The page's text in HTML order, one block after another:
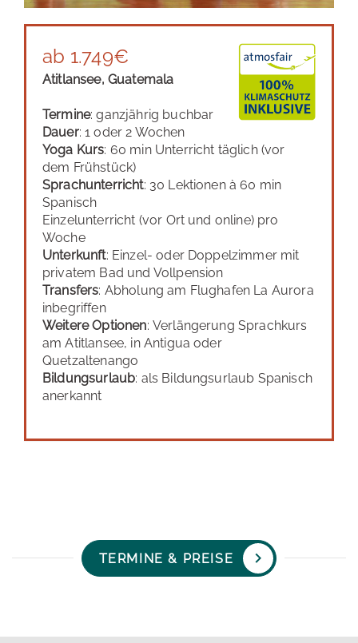
ab 1.749€
Atitlansee, Guatemala
Termine: ganzjährig buchbar
Dauer: 1 oder 2 Wochen
Yoga Kurs: 60 min Unterricht täglich (vor
dem Frühstück)
Sprachunterricht: 30 Lektionen à 60 min
Spanisch
Einzelunterricht (vor Ort und online) pro
Woche
Unterkunft: Einzel- oder Doppelzimmer mit
privatem Bad und Vollpension
Transfers: Abholung am Flughafen La Aurora
inbegriffen
Weitere Optionen: Verlängerung Sprachkurs
am Atitlansee, in Antigua oder
Quetzaltenango
Bildungsurlaub: als Bildungsurlaub Spanisch
anerkannt
TERMINE & PREISE